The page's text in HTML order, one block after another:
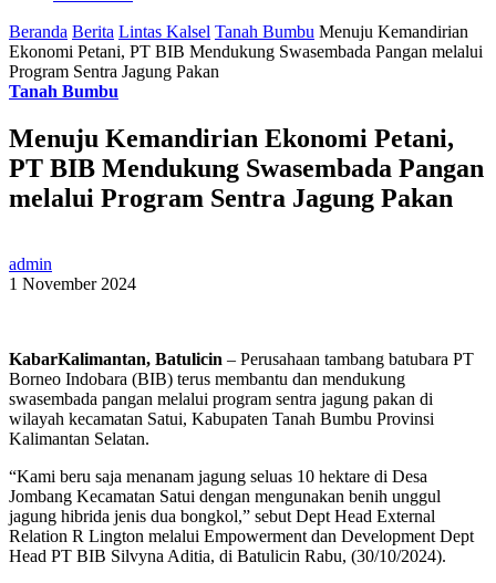
Beranda Berita Lintas Kalsel Tanah Bumbu Menuju Kemandirian
Ekonomi Petani, PT BIB Mendukung Swasembada Pangan melalui
Program Sentra Jagung Pakan
Tanah Bumbu
Menuju Kemandirian Ekonomi Petani,
PT BIB Mendukung Swasembada Pangan
melalui Program Sentra Jagung Pakan
admin
1 November 2024
KabarKalimantan, Batulicin – Perusahaan tambang batubara PT
Borneo Indobara (BIB) terus membantu dan mendukung
swasembada pangan melalui program sentra jagung pakan di
wilayah kecamatan Satui, Kabupaten Tanah Bumbu Provinsi
Kalimantan Selatan.
“Kami beru saja menanam jagung seluas 10 hektare di Desa
Jombang Kecamatan Satui dengan mengunakan benih unggul
jagung hibrida jenis dua bongkol,” sebut Dept Head External
Relation R Lington melalui Empowerment dan Development Dept
Head PT BIB Silvyna Aditia, di Batulicin Rabu, (30/10/2024).